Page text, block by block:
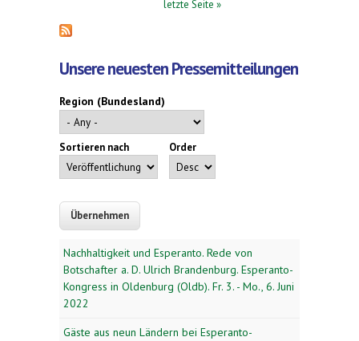
letzte Seite »
Unsere neuesten Pressemitteilungen
Region (Bundesland)
Sortieren nach Order
Nachhaltigkeit und Esperanto. Rede von
Botschafter a. D. Ulrich Brandenburg. Esperanto-
Kongress in Oldenburg (Oldb). Fr. 3. - Mo., 6. Juni
2022
Gäste aus neun Ländern bei Esperanto-